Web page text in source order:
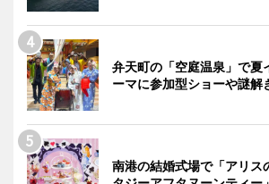
弁天町の「空庭温泉」で
ーマに参加型ショーや謎解
南港の結婚式場で「アリス